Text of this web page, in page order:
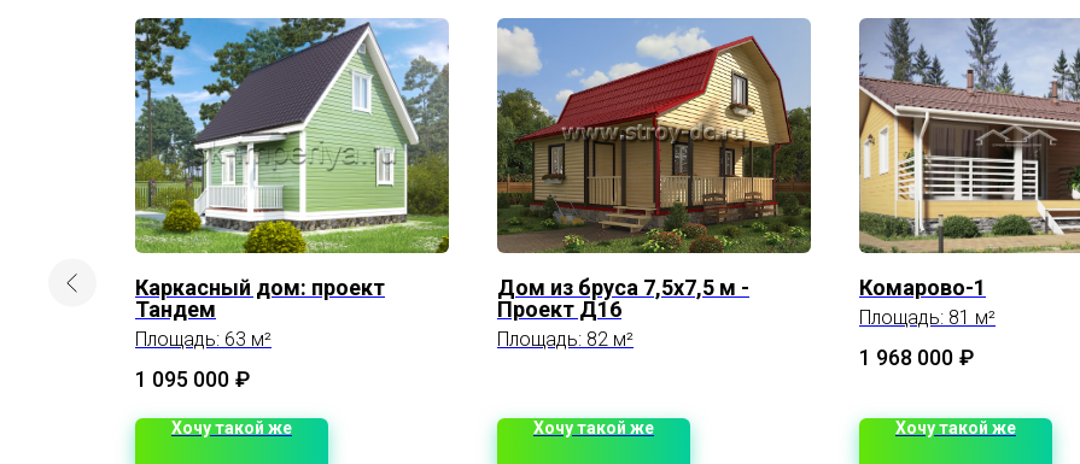
Каркасный дом: проект
Тандем
Площадь: 63 м²
1 095 000 ₽
Хочу такой же
Дом из бруса 7,5х7,5 м -
Проект Д16
Площадь: 82 м²
Хочу такой же
Комарово-1
Площадь: 81 м²
1 968 000 ₽
Хочу такой же